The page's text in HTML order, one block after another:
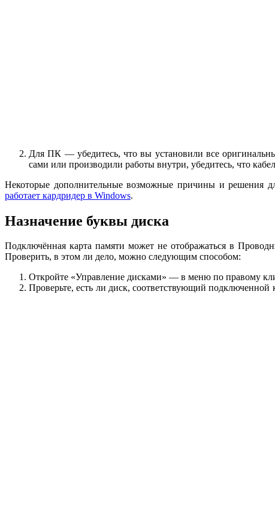
Для ПК — убедитесь, что вы установили все
сами или производили работы внутри, убедитесь, что
Некоторые дополнительные возможные причины и решения
работает кардридер в Windows.
Назначение буквы диска
Подключённая карта памяти может не отображаться в
Проверить, в этом ли дело, можно следующим способом:
Откройте «Управление дисками» — в меню по правому
Проверьте, есть ли диск, соответствующий